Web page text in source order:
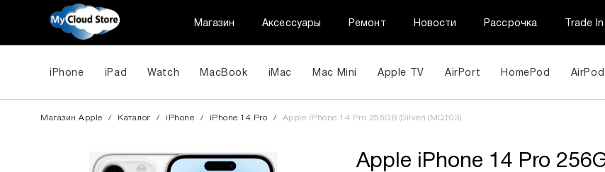
Магазин Аксессуары Ремонт Новости Рассрочка Trade In
iPhone iPad Watch MacBook iMac Mac Mini Apple TV AirPort HomePod
Магазин Apple / Каталог / iPhone / iPhone 14 Pro / Apple iPhone 14 Pro 256GB (Silver) (MQ103)
Apple iPhone 14 Pro